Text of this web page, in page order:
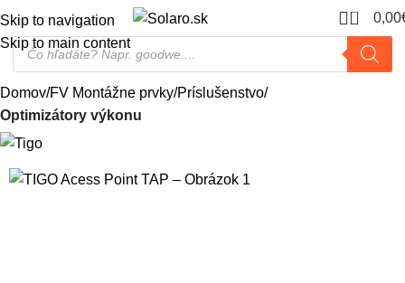
Skip to navigation
Skip to main content
0 0,00
Domov FV Montážne prvky Príslušenstvo
Optimizátory výkonu